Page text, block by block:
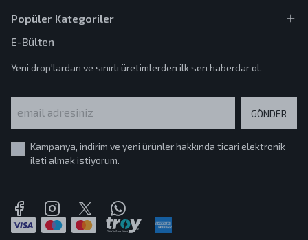
Popüler Kategoriler
E-Bülten
Yeni drop'lardan ve sınırlı üretimlerden ilk sen haberdar ol.
GÖNDER
Kampanya, indirim ve yeni ürünler hakkında ticari elektronik
ileti almak istiyorum.